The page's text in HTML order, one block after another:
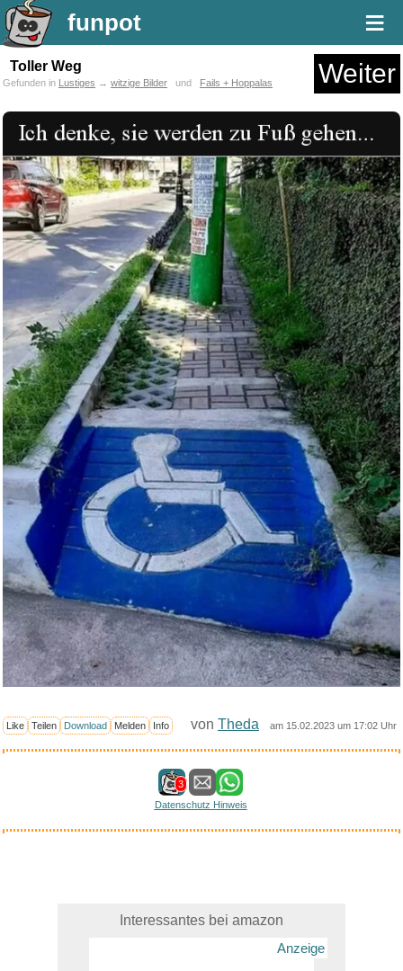
funpot ≡
Toller Weg Weiter
Gefunden in Lustiges → witzige Bilder und Fails + Hoppalas
Like Teilen Download Melden Info von Theda am 15.02.2023 um 17:02 Uhr
3
Datenschutz Hinweis
Interessantes bei amazon
Anzeige